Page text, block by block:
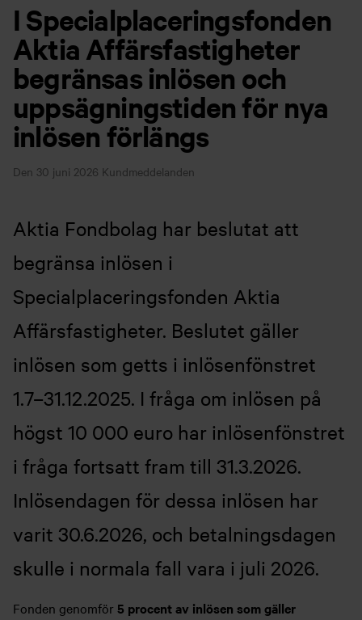
I Specialplaceringsfonden
Aktia Affärsfastigheter
begränsas inlösen och
uppsägningstiden för nya
inlösen förlängs
Den 30 juni 2026 Kundmeddelanden
Aktia Fondbolag har beslutat att
begränsa inlösen i
Specialplaceringsfonden Aktia
Affärsfastigheter. Beslutet gäller
inlösen som getts i inlösenfönstret
1.7–31.12.2025. I fråga om inlösen på
högst 10 000 euro har inlösenfönstret
i fråga fortsatt fram till 31.3.2026.
Inlösendagen för dessa inlösen har
varit 30.6.2026, och betalningsdagen
skulle i normala fall vara i juli 2026.
Fonden genomför 5 procent av inlösen som gäller